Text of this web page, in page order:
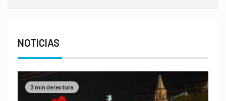
NOTICIAS
3 min de lectura